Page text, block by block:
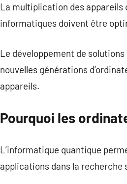
La multiplication des appareils
informatiques doivent être
Le développement de
nouvelles générations
appareils.
Pourquoi les
L’informatique quantique
applications dans la